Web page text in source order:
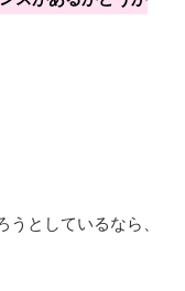
としているなら、